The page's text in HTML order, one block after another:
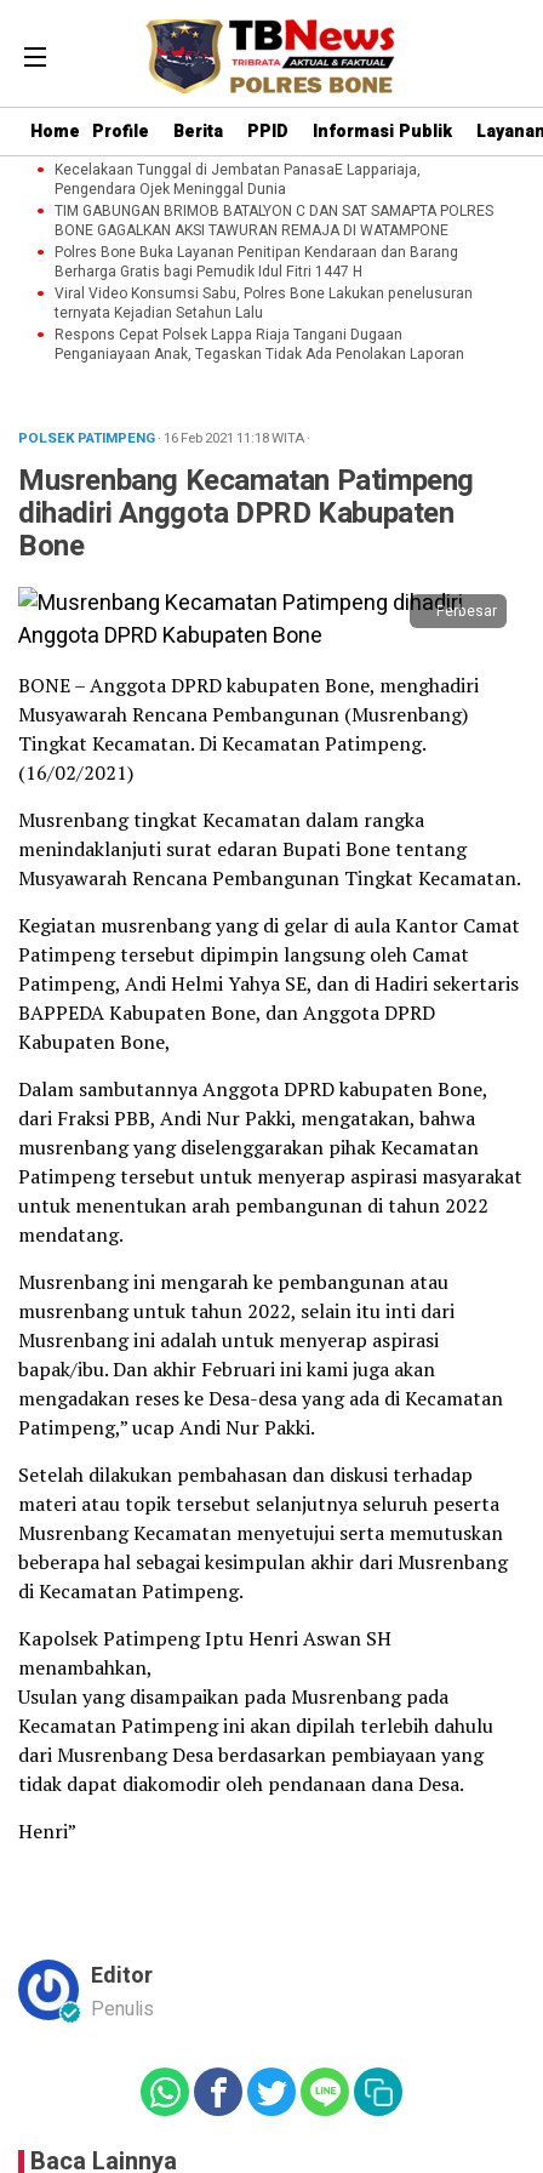
Home Profile Berita PPID Informasi Publik
Kecelakaan Tunggal di Jembatan PanasaE Lappariaja,
Pengendara Ojek Meninggal Dunia
TIM GABUNGAN BRIMOB BATALYON C DAN SAT SAMAPTA POLRES
BONE GAGALKAN AKSI TAWURAN REMAJA DI WATAMPONE
Polres Bone Buka Layanan Penitipan Kendaraan dan Barang
Berharga Gratis bagi Pemudik Idul Fitri 1447 H
Viral Video Konsumsi Sabu, Polres Bone Lakukan penelusuran
ternyata Kejadian Setahun Lalu
Respons Cepat Polsek Lappa Riaja Tangani Dugaan
Penganiayaan Anak, Tegaskan Tidak Ada Penolakan Laporan
POLSEK PATIMPENG· 16 Feb 2021 11:18WITA·
Musrenbang Kecamatan Patimpeng
dihadiri Anggota DPRD Kabupaten
Bone
Perbesar
BONE – Anggota DPRD kabupaten Bone, menghadiri
Musyawarah Rencana Pembangunan (Musrenbang)
Tingkat Kecamatan. Di Kecamatan Patimpeng.
(16/02/2021)
Musrenbang tingkat Kecamatan dalam rangka
menindaklanjuti surat edaran Bupati Bone tentang
Musyawarah Rencana Pembangunan Tingkat Kecamatan.
Kegiatan musrenbang yang di gelar di aula Kantor Camat
Patimpeng tersebut dipimpin langsung oleh Camat
Patimpeng, Andi Helmi Yahya SE, dan di Hadiri sekertaris
BAPPEDA Kabupaten Bone, dan Anggota DPRD
Kabupaten Bone,
Dalam sambutannya Anggota DPRD kabupaten Bone,
dari Fraksi PBB, Andi Nur Pakki, mengatakan, bahwa
musrenbang yang diselenggarakan pihak Kecamatan
Patimpeng tersebut untuk menyerap aspirasi masyarakat
untuk menentukan arah pembangunan di tahun 2022
mendatang.
Musrenbang ini mengarah ke pembangunan atau
musrenbang untuk tahun 2022, selain itu inti dari
Musrenbang ini adalah untuk menyerap aspirasi
bapak/ibu. Dan akhir Februari ini kami juga akan
mengadakan reses ke Desa-desa yang ada di Kecamatan
Patimpeng,” ucap Andi Nur Pakki.
Setelah dilakukan pembahasan dan diskusi terhadap
materi atau topik tersebut selanjutnya seluruh peserta
Musrenbang Kecamatan menyetujui serta memutuskan
beberapa hal sebagai kesimpulan akhir dari Musrenbang
di Kecamatan Patimpeng.
Kapolsek Patimpeng Iptu Henri Aswan SH
menambahkan,
Usulan yang disampaikan pada Musrenbang pada
Kecamatan Patimpeng ini akan dipilah terlebih dahulu
dari Musrenbang Desa berdasarkan pembiayaan yang
tidak dapat diakomodir oleh pendanaan dana Desa.
Henri”
Editor
Penulis
Baca Lainnya